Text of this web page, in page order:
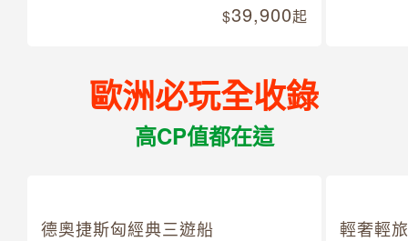
39,900起
歐洲必玩全收錄
高CP值都在這
德奧捷斯匈經典三遊船 輕奢輕